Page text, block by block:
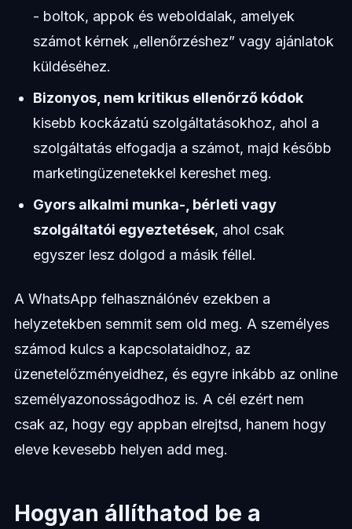
- boltok, appok és weboldalak, amelyek
számot kérnek „ellenőrzéshez” vagy ajánlatok
küldéséhez.
Bizonyos, nem kritikus ellenőrző kódok
kisebb kockázatú szolgáltatásokhoz, ahol a
szolgáltatás elfogadja a számot, majd később
marketingüzenetekkel kereshet meg.
Gyors alkalmi munka-, bérleti vagy
szolgáltatói egyeztetések, ahol csak
egyszer lesz dolgod a másik féllel.
A WhatsApp felhasználónév ezekben a
helyzetekben semmit sem old meg. A személyes
számod kulcs a kapcsolataidhoz, az
üzenetelőzményeidhez, és egyre inkább az online
személyazonosságodhoz is. A cél ezért nem
csak az, hogy egy appban elrejtsd, hanem hogy
eleve kevesebb helyen add meg.
Hogyan állíthatod be a